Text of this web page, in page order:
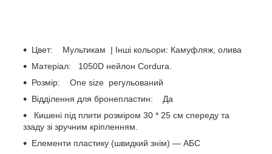
Цвет: Мультикам | Інші кольори: Камуфляж, олива
Матеріал: 1050D нейлон Cordura.
Розмір: One size регульований
Відділення для бронепластин: Да
Кишені під плити розміром 30 * 25 см спереду та
ззаду зі зручним кріпленням.
Елементи пластику (швидкий знім) — АБС